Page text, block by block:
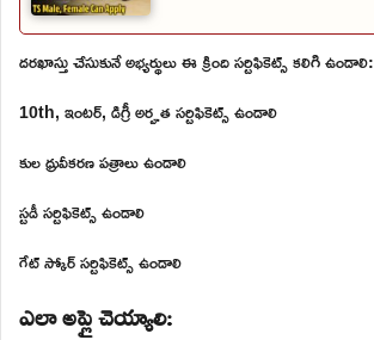
దరఖాస్తు చేసుకునే అభ్యర్థులు ఈ క్రింది సర్టిఫికెట్స్ కలిగి ఉండాలి:
10th, ఇంటర్, డిగ్రీ అర్హత సర్టిఫికెట్స్ ఉండాలి
కుల ధ్రువీకరణ పత్రాలు ఉండాలి
స్టడీ సర్టిఫికెట్స్ ఉండాలి
గేట్ స్కోర్ సర్టిఫికెట్స్ ఉండాలి
ఎలా అప్లై చెయ్యాలి: